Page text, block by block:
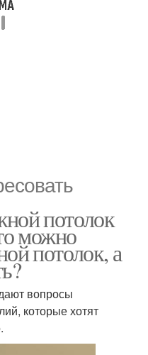
потолок
можно
потолок, а
вопросы
которые хотят